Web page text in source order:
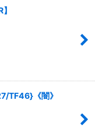
TF46}《闇》